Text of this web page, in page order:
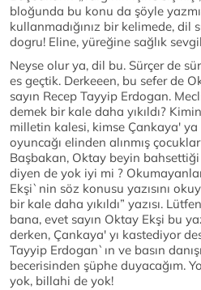
bloğunda bu konu da şöyle
kullanmadığınız bir kelimede, dil
dogru! Eline, yüreğine sağlık
Neyse olur ya, dil bu. Sürçer de
es geçtik. Derkeeen, bu sefer de
sayın Recep Tayyip Erdogan.
demek bir kale daha yıkıldı?
milletin kalesi, kimse Çankaya' ya
oyuncağı elinden alınmış
Başbakan, Oktay beyin
diyen de yok iyi mi ?
Ekşi`nin söz konusu yazısını
bir kale daha yıkıldı” yazısı.
bana, evet sayın Oktay Ekşi bu
derken, Çankaya' yı kastediyor
Tayyip Erdogan`ın ve basın
becerisinden şüphe duyacağım.
yok, billahi de yok!